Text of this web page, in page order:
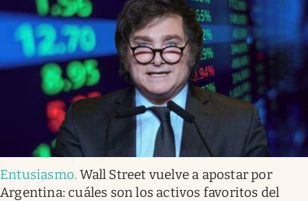
Entusiasmo.Wall Street vuelve a apostar por
Argentina: cuáles son los activos favoritos del